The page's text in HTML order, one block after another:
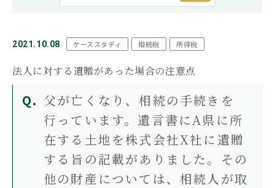
おすすめ記事
遺言書より遺留分の権利の方が強
方
【遺産分割協議書の5つの提出
先】手続きの内容と提出期限を解
2021.10.08 ケーススタディ 相続税 所得税
法人に対する遺贈があった場合の注意点
父が亡くなり、相続の手続きを
行っています。遺言書にA県に所
在する土地を株式会社X社に遺贈
する旨の記載がありました。その
他の財産については、相続人が取